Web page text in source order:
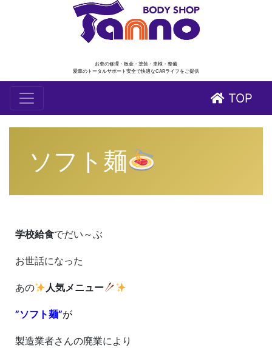
お車の修理・板金・塗装・車検・整備
愛車のトータルサポート安全で快適なCARライフをご提供
TOP
ソフト麺
学校給食でだい～ぶ
お世話になった
あの 人気メニュー
”ソフト麺”が
製造業者さんの廃業により